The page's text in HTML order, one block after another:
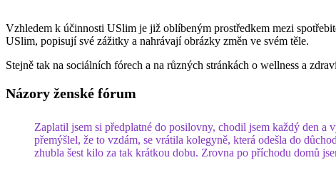
Vzhledem k účinnosti USlim je již oblíbeným prostředkem mezi
USlim, popisují své zážitky a nahrávají obrázky změn ve svém těle.
Stejně tak na sociálních fórech a na různých stránkách o wellness a
Názory ženské fórum
Zaplatil jsem si předplatné do posilovny, chodil jsem každý den a
přemýšlel, že to vzdám, se vrátila kolegyně, která odešla do
zhubla šest kilo za tak krátkou dobu. Zrovna po příchodu domů